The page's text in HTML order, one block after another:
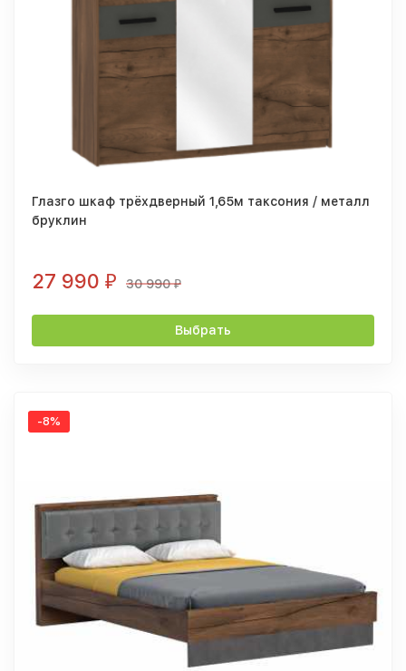
Глазго шкаф трёхдверный 1,65м таксония / металл
бруклин
27 990 ₽ 30 990₽
Выбрать
-8%